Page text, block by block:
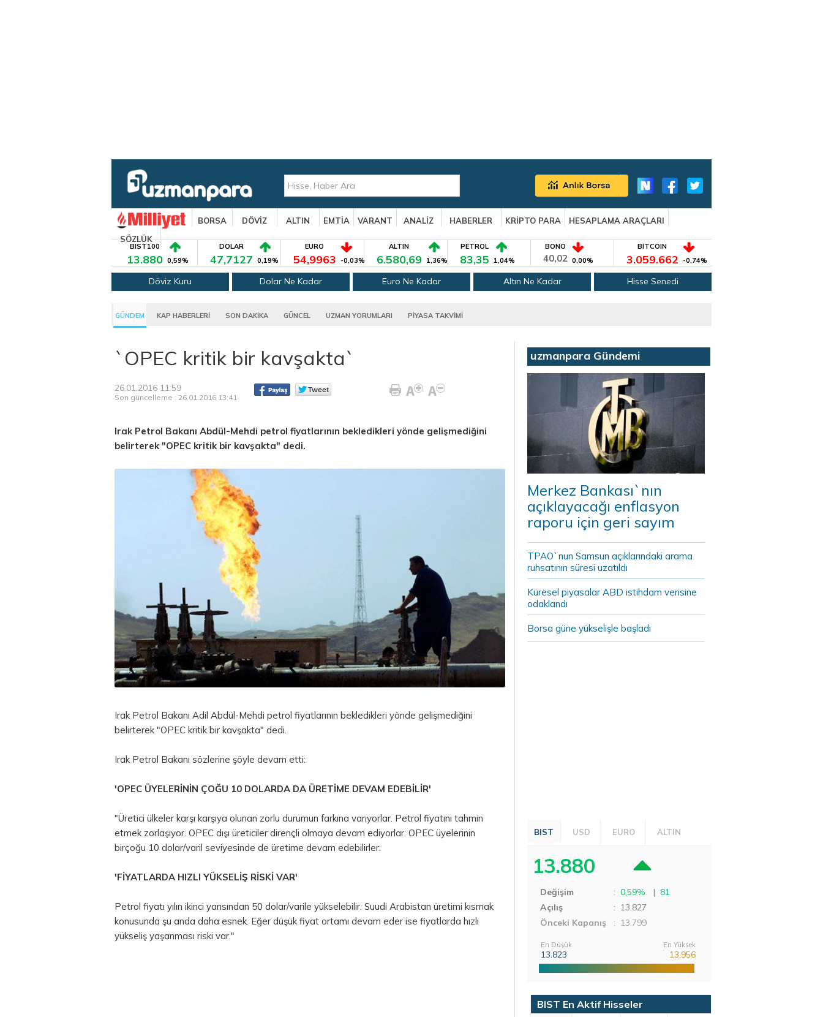
BORSA DÖVİZ ALTIN EMTİA VARANT ANALİZ HABERLER KRİPTO PARA
HESAPLAMA ARAÇLARI
SÖZLÜK
BIST100
13.880 0,59%
DOLAR
47,7127 0,19%
EURO
54,9963 -0,03%
ALTIN
6.580,69 1,36%
PETROL
83,35 1,04%
BONO
40,02 0,00%
BITCOIN
3.059.662 -0,74%
Döviz Kuru Dolar Ne Kadar Euro Ne Kadar Altın Ne Kadar Hisse Senedi
GÜNDEM KAP HABERLERİ SON DAKİKA GÜNCEL UZMAN YORUMLARI PİYASA TAKVİMİ
`OPEC kritik bir kavşakta`
26.01.2016 11:59
Son güncelleme : 26.01.2016 13:41
Irak Petrol Bakanı Abdül-Mehdi petrol fiyatlarının bekledikleri yönde gelişmediğini
belirterek "OPEC kritik bir kavşakta" dedi.
Irak Petrol Bakanı Adil Abdül-Mehdi petrol fiyatlarının bekledikleri yönde gelişmediğini
belirterek "OPEC kritik bir kavşakta" dedi.
Irak Petrol Bakanı sözlerine şöyle devam etti:
'OPEC ÜYELERİNİN ÇOĞU 10 DOLARDA DA ÜRETİME DEVAM EDEBİLİR'
"Üretici ülkeler karşı karşıya olunan zorlu durumun farkına varıyorlar. Petrol fiyatını tahmin
etmek zorlaşıyor. OPEC dışı üreticiler dirençli olmaya devam ediyorlar. OPEC üyelerinin
birçoğu 10 dolar/varil seviyesinde de üretime devam edebilirler.
'FİYATLARDA HIZLI YÜKSELİŞ RİSKİ VAR'
Petrol fiyatı yılın ikinci yarısından 50 dolar/varile yükselebilir. Suudi Arabistan üretimi kısmak
konusunda şu anda daha esnek. Eğer düşük fiyat ortamı devam eder ise fiyatlarda hızlı
yükseliş yaşanması riski var."
uzmanpara Gündemi
Merkez Bankası`nın
açıklayacağı enflasyon
raporu için geri sayım
TPAO`nun Samsun açıklarındaki arama
ruhsatının süresi uzatıldı
Küresel piyasalar ABD istihdam verisine
odaklandı
Borsa güne yükselişle başladı
BIST USD EURO ALTIN
13.880
Değişim : 0,59% | 81
Açılış
: 13.827
Önceki Kapanış
: 13.799
En Düşük
13.823
En Yüksek
13.956
BIST En Aktif Hisseler